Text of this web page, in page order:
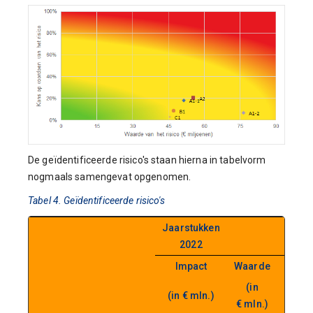
De geïdentificeerde risico's staan hierna in tabelvorm
nogmaals samengevat opgenomen.
Tabel 4. Geïdentificeerde risico's
Jaarstukken
2022
Impact Waarde
(in € mln.)
(in
€ mln.)